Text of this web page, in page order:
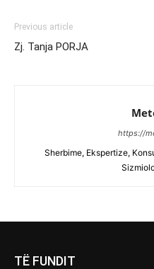
Previous article
Zj. Tanja PORJA
https://
Sherbime, Ekspertize,
TË FUNDIT